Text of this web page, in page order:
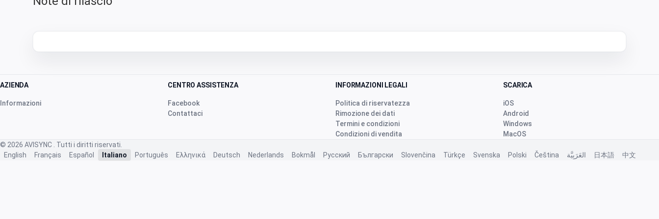
AZIENDA
Informazioni
CENTRO ASSISTENZA
Facebook
Contattaci
INFORMAZIONI LEGALI
Politica di riservatezza
Rimozione dei dati
Termini e condizioni
Condizioni di vendita
SCARICA
iOS
Android
Windows
MacOS
© 2026 AVISYNC
. Tutti i diritti riservati.
English
Français Español Italiano Português Ελληνικά Deutsch Nederlands Bokmål Русский Български Slovenčina Türkçe Svenska Polski Čeština العَرَبِيَّة 日本語 中文